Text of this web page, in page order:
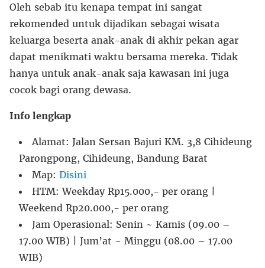
Oleh sebab itu kenapa tempat ini sangat
rekomended untuk dijadikan sebagai wisata
keluarga beserta anak-anak di akhir pekan agar
dapat menikmati waktu bersama mereka. Tidak
hanya untuk anak-anak saja kawasan ini juga
cocok bagi orang dewasa.
Info lengkap
Alamat: Jalan Sersan Bajuri KM. 3,8 Cihideung
Parongpong, Cihideung, Bandung Barat
Map: Disini
HTM: Weekday Rp15.000,- per orang |
Weekend Rp20.000,- per orang
Jam Operasional: Senin ~ Kamis (09.00 –
17.00 WIB) | Jum’at ~ Minggu (08.00 – 17.00
WIB)